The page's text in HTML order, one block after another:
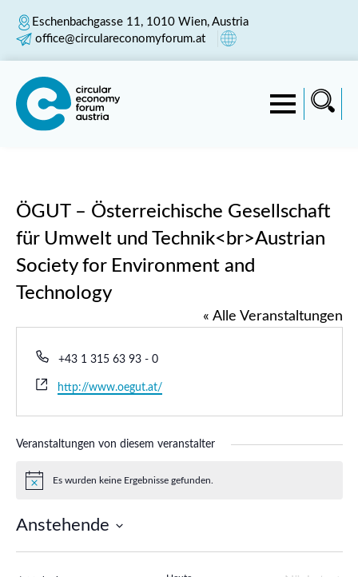
Eschenbachgasse 11, 1010 Wien, Austria
office@circulareconomyforum.at
ÖGUT – Österreichische Gesellschaft
für Umwelt und Technik<br>Austrian
Society for Environment and
Technology
« Alle Veranstaltungen
Telefon
+43 1 315 63 93 - 0
Webseite
http://www.oegut.at/
Veranstaltungen von diesem veranstalter
Hinweis
Es wurden keine Ergebnisse gefunden.
Anstehende